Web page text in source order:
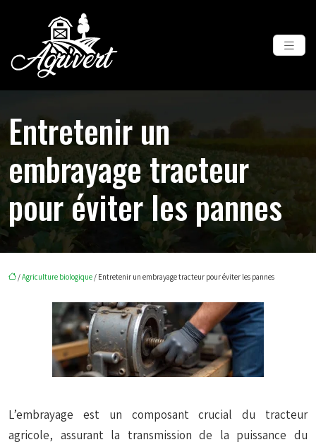
Entretenir un
embrayage tracteur
pour éviter les pannes
/Agriculture biologique / Entretenir un embrayage tracteur pour éviter les pannes
L’embrayage est un composant crucial du tracteur
agricole, assurant la transmission de la puissance du